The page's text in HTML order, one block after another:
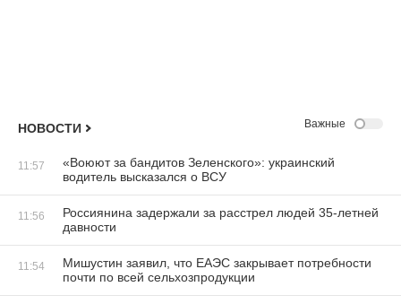
НОВОСТИ Важные
11:57
«Воюют за бандитов Зеленского»: украинский
водитель высказался о ВСУ
11:56
Россиянина задержали за расстрел людей 35-летней
давности
11:54
Мишустин заявил, что ЕАЭС закрывает потребности
почти по всей сельхозпродукции